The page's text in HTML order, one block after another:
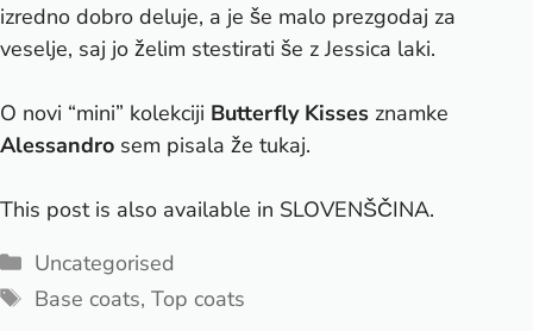
izredno dobro deluje, a je še malo prezgodaj za
veselje, saj jo želim stestirati še z Jessica laki.
O novi “mini” kolekciji Butterfly Kisses znamke
Alessandro sem pisala že tukaj.
This post is also available in SLOVENŠČINA.
Categories
Uncategorised
Tags
Base coats, Top coats